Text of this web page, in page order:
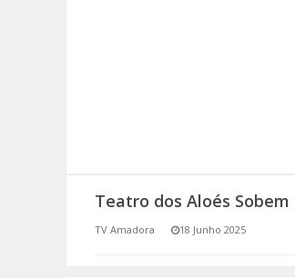
(RE) PENSAMENTOS
Teatro dos Aloés
TV Amadora 18 Junho 2025